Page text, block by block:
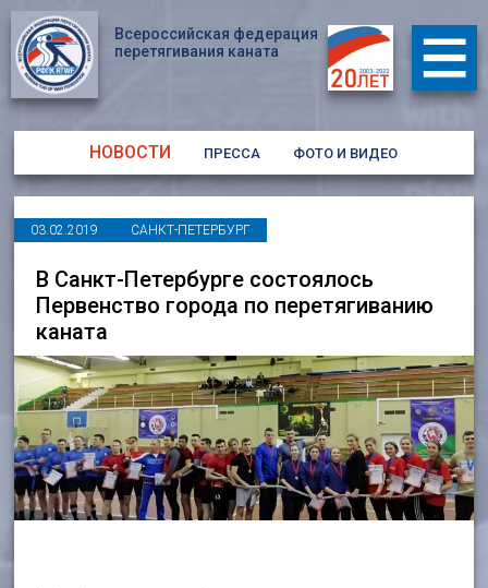
Всероссийская федерация
перетягивания каната
НОВОСТИ ПРЕССА ФОТО И ВИДЕО
03.02.2019 САНКТ-ПЕТЕРБУРГ
В Санкт-Петербурге состоялось
Первенство города по перетягиванию
каната